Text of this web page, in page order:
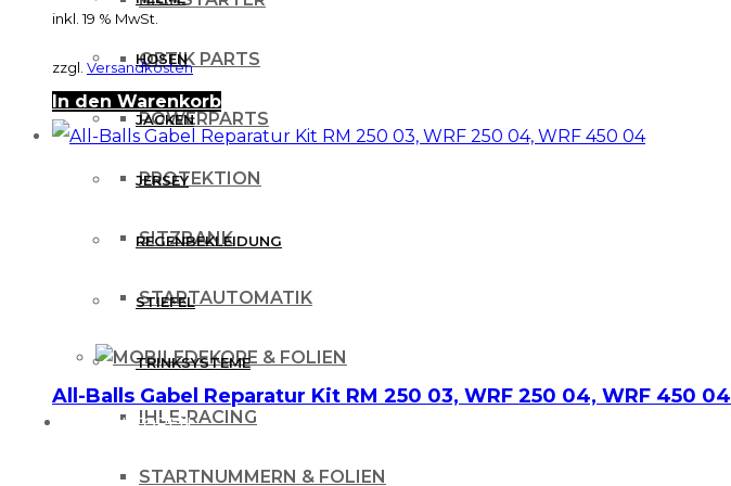
OPTIK PARTS
POWERPARTS
PROTEKTION
SITZBANK
STARTAUTOMATIK
DEKORE & FOLIEN
IHLE-RACING
STARTNUMMERN & FOLIEN
HOSEN
JACKEN
JERSEY
REGENBEKLEIDUNG
STIEFEL
TRINKSYSTEME
PROTEKTOREN
inkl. 19 % MwSt.
zzgl. Versandkosten
In den Warenkorb
All-Balls Gabel Reparatur Kit RM 250 03, WRF 250 04, WRF 450 04